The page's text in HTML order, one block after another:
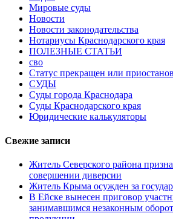
Мировые суды
Новости
Новости законодательства
Нотариусы Краснодарского края
ПОЛЕЗНЫЕ СТАТЬИ
сво
Статус прекращен или
СУДЫ
Суды города Краснодара
Суды Краснодарского края
Юридические калькуляторы
Свежие записи
Житель Северского района
совершении диверсии
Житель Крыма осужден за
В Ейске вынесен приговор
занимавшимся незаконным